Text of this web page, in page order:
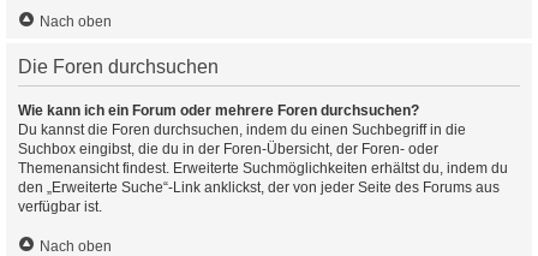
Nach oben
Die Foren durchsuchen
Wie kann ich ein Forum oder mehrere Foren durchsuchen?
Du kannst die Foren durchsuchen, indem du einen Suchbegriff in die
Suchbox eingibst, die du in der Foren-Übersicht, der Foren- oder
Themenansicht findest. Erweiterte Suchmöglichkeiten erhältst du, indem du
den „Erweiterte Suche“-Link anklickst, der von jeder Seite des Forums aus
verfügbar ist.
Nach oben